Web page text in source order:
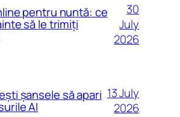
pentru nuntă: ce
să le trimiți
30
July
2026
șansele să apari
AI
13 July
2026